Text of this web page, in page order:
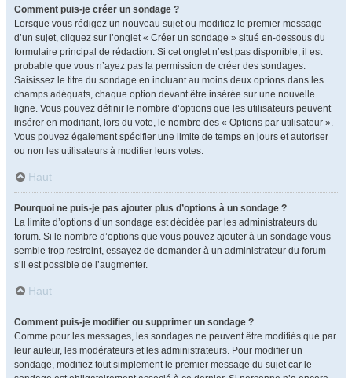
Comment puis-je créer un sondage ?
Lorsque vous rédigez un nouveau sujet ou modifiez le premier message
d’un sujet, cliquez sur l’onglet « Créer un sondage » situé en-dessous du
formulaire principal de rédaction. Si cet onglet n’est pas disponible, il est
probable que vous n’ayez pas la permission de créer des sondages.
Saisissez le titre du sondage en incluant au moins deux options dans les
champs adéquats, chaque option devant être insérée sur une nouvelle
ligne. Vous pouvez définir le nombre d’options que les utilisateurs peuvent
insérer en modifiant, lors du vote, le nombre des « Options par utilisateur ».
Vous pouvez également spécifier une limite de temps en jours et autoriser
ou non les utilisateurs à modifier leurs votes.
Haut
Pourquoi ne puis-je pas ajouter plus d’options à un sondage ?
La limite d’options d’un sondage est décidée par les administrateurs du
forum. Si le nombre d’options que vous pouvez ajouter à un sondage vous
semble trop restreint, essayez de demander à un administrateur du forum
s’il est possible de l’augmenter.
Haut
Comment puis-je modifier ou supprimer un sondage ?
Comme pour les messages, les sondages ne peuvent être modifiés que par
leur auteur, les modérateurs et les administrateurs. Pour modifier un
sondage, modifiez tout simplement le premier message du sujet car le